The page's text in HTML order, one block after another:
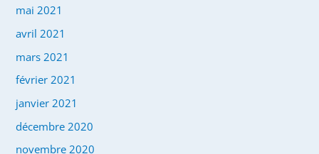
mai 2021
avril 2021
mars 2021
février 2021
janvier 2021
décembre 2020
novembre 2020